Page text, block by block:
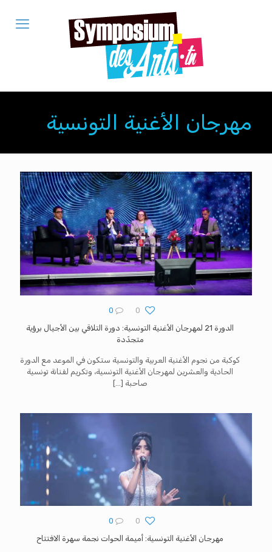
مهرجان الأغنية التونسية
0
0
الدورة 21 لمهرجان الأغنية التونسية: دورة التلاقي بين الأجيال برؤية
متجدّدة
كوكبة من نجوم الأغنية العربية والتونسية ستكون في الموعد مع الدورة
الحادية والعشرين لمهرجان الأغنية التونسية، وتكريم لفنانة تونسية
صاحبة […]
0
0
مهرجان الأغنية التونسية: أميمة الحوات نجمة سهرة الافتتاح